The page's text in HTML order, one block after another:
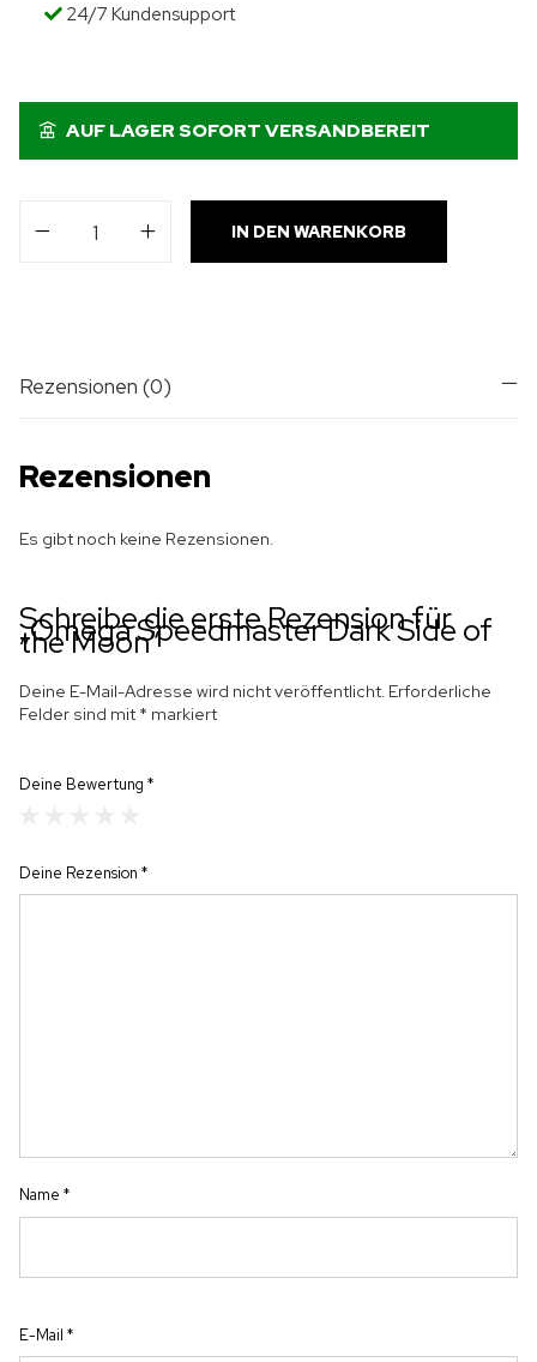
24/7 Kundensupport
AUF LAGER SOFORT VERSANDBEREIT
IN DEN WARENKORB
Rezensionen (0)
Rezensionen
Es gibt noch keine Rezensionen.
Schreibe die erste Rezension für
„Omega Speedmaster Dark Side of
the Moon“
Deine E-Mail-Adresse wird nicht veröffentlicht. Erforderliche
Felder sind mit * markiert
Deine Bewertung *
Deine Rezension *
Name *
E-Mail *